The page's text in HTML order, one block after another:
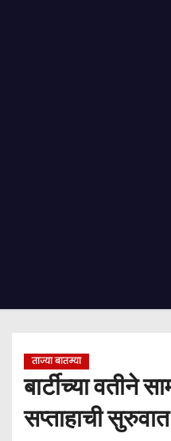
ताज्या बातम्या
बार्टीच्या वतीने
सप्ताहाची सुरुवात